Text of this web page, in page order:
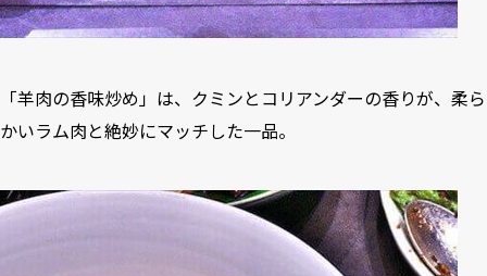
「羊肉の香味炒め」は、クミンとコリアンダーの香りが、柔ら
かいラム肉と絶妙にマッチした一品。